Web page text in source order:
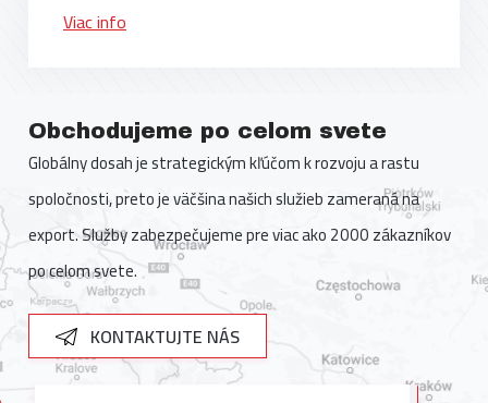
Viac info
Obchodujeme po celom svete
Globálny dosah je strategickým kľúčom k rozvoju a rastu
spoločnosti, preto je väčšina našich služieb zameraná na
export. Služby zabezpečujeme pre viac ako 2000 zákazníkov
po celom svete.
KONTAKTUJTE NÁS